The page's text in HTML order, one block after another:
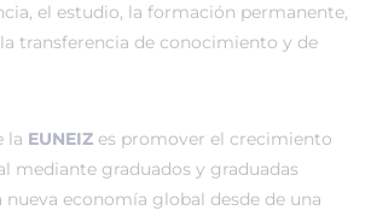
el estudio, la formación permanente,
transferencia de conocimiento y de
la EUNEIZ es promover el crecimiento
mediante graduados y graduadas
nueva economía global desde de una